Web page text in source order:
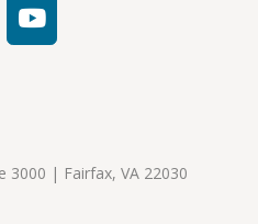
3000 | Fairfax, VA 22030